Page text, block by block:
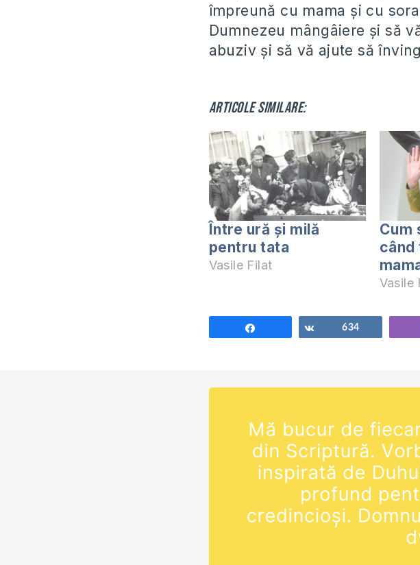
împreună cu mama și cu
Dumnezeu mângâiere și să
abuziv și să vă ajute să
Articole similare:
Între ură și milă
pentru tata
Vasile Filat
Cum
când
Vasile
Share634